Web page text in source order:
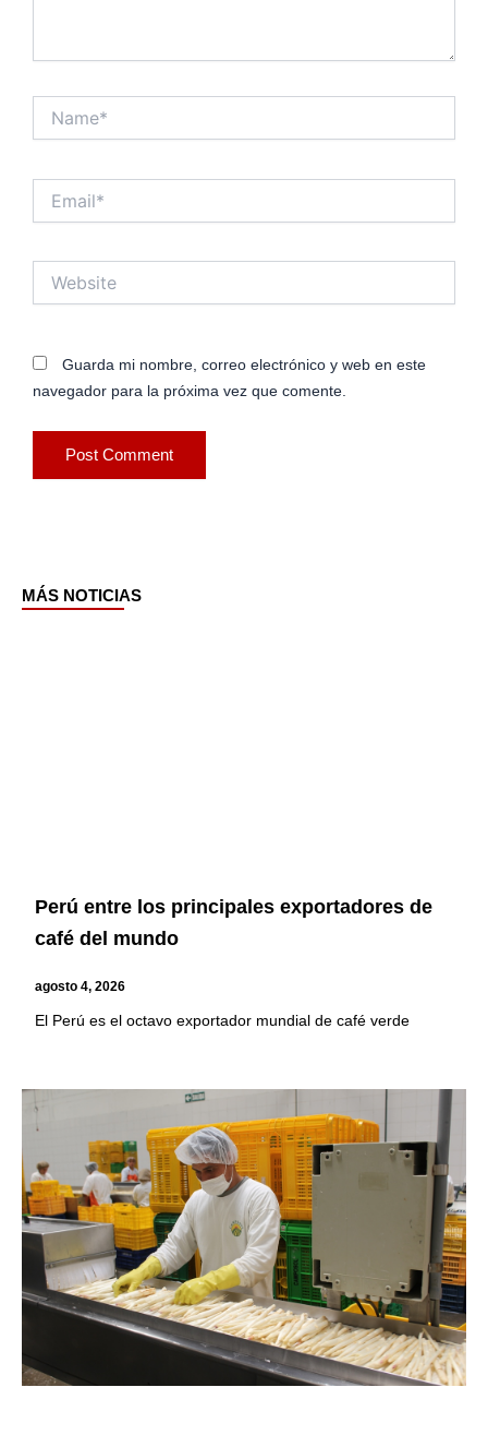
Guarda mi nombre, correo electrónico y web en este
navegador para la próxima vez que comente.
MÁS NOTICIAS
Perú entre los principales exportadores de
café del mundo
agosto 4, 2026
El Perú es el octavo exportador mundial de café verde